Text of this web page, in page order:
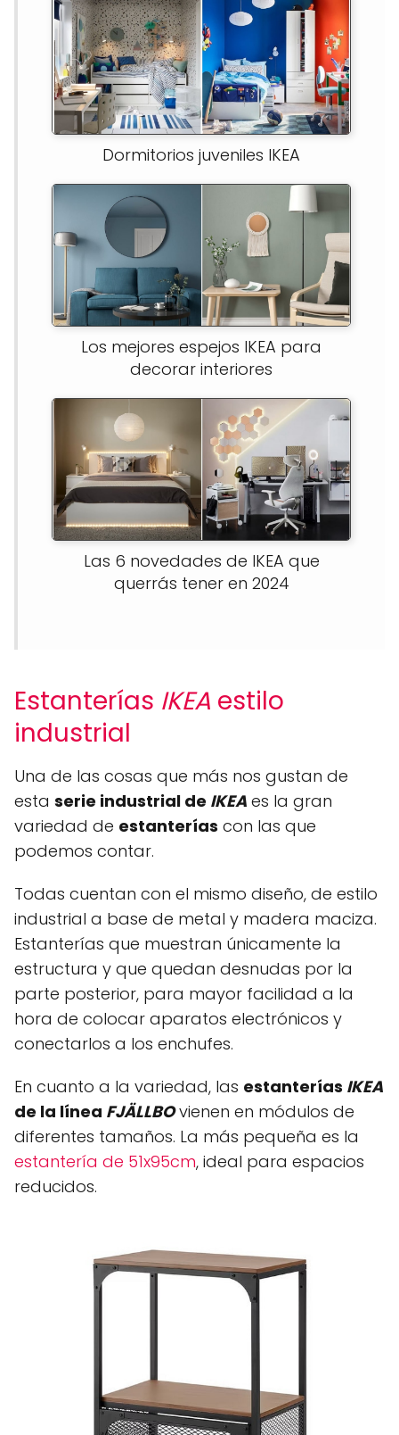
Dormitorios juveniles IKEA
Los mejores espejos IKEA para
decorar interiores
Las 6 novedades de IKEA que
querrás tener en 2024
Estanterías IKEA estilo
industrial
Una de las cosas que más nos gustan de
esta serie industrial de IKEA es la gran
variedad de estanterías con las que
podemos contar.
Todas cuentan con el mismo diseño, de estilo
industrial a base de metal y madera maciza.
Estanterías que muestran únicamente la
estructura y que quedan desnudas por la
parte posterior, para mayor facilidad a la
hora de colocar aparatos electrónicos y
conectarlos a los enchufes.
En cuanto a la variedad, las estanterías IKEA
de la línea FJÄLLBOvienen en módulos de
diferentes tamaños. La más pequeña es la
estantería de 51x95cm, ideal para espacios
reducidos.